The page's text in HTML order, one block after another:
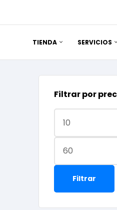
TIENDA SERVICIOS
Filtrar por
Filtrar